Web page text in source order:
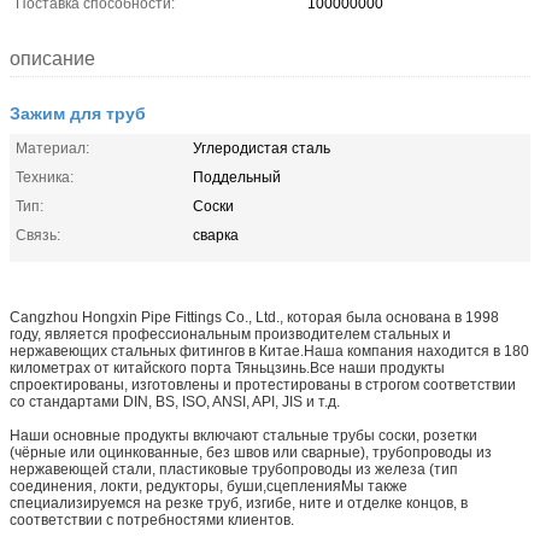
Поставка способности:
100000000
описание
Зажим для труб
Материал:
Углеродистая сталь
Техника:
Поддельный
Тип:
Соски
Связь:
сварка
Cangzhou Hongxin Pipe Fittings Co., Ltd., которая была основана в 1998
году, является профессиональным производителем стальных и
нержавеющих стальных фитингов в Китае.Наша компания находится в 180
километрах от китайского порта Тяньцзинь.Все наши продукты
спроектированы, изготовлены и протестированы в строгом соответствии
со стандартами DIN, BS, ISO, ANSI, API, JIS и т.д.
Наши основные продукты включают стальные трубы соски, розетки
(чёрные или оцинкованные, без швов или сварные), трубопроводы из
нержавеющей стали, пластиковые трубопроводы из железа (тип
соединения, локти, редукторы, буши,сцепленияМы также
специализируемся на резке труб, изгибе, ните и отделке концов, в
соответствии с потребностями клиентов.